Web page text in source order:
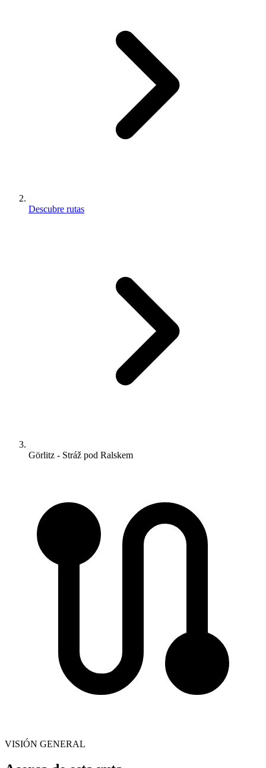
Descubre rutas
Görlitz - Stráž pod Ralskem
VISIÓN GENERAL